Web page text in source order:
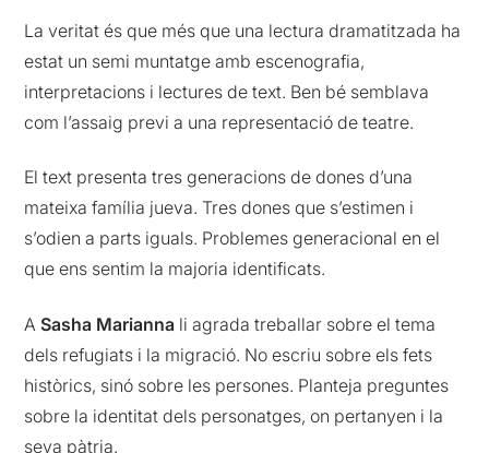
La veritat és que més que una lectura dramatitzada ha
estat un semi muntatge amb escenografia,
interpretacions i lectures de text. Ben bé semblava
com l’assaig previ a una representació de teatre.
El text presenta tres generacions de dones d’una
mateixa família jueva. Tres dones que s’estimen i
s’odien a parts iguals. Problemes generacional en el
que ens sentim la majoria identificats.
A Sasha Marianna li agrada treballar sobre el tema
dels refugiats i la migració. No escriu sobre els fets
històrics, sinó sobre les persones. Planteja preguntes
sobre la identitat dels personatges, on pertanyen i la
seva pàtria.